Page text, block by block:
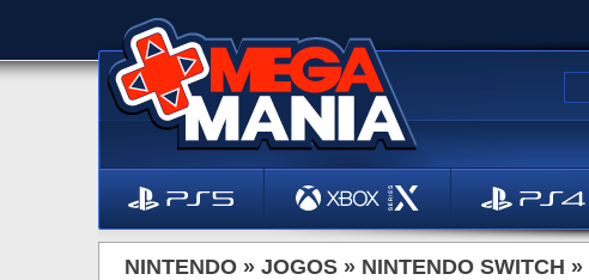
NINTENDO » JOGOS » NINTENDO SWITCH »